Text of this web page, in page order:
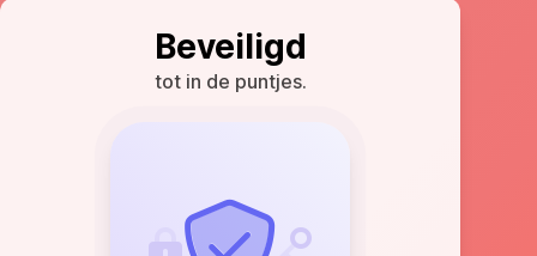
Beveiligd
tot in de puntjes.